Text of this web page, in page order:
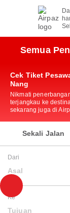
Semua
Cek Tiket
Nang
Nikmati
terjangkau ke
sekarang juga di
Sekali Jalan
Dari
Asal
Ke
Tujuan